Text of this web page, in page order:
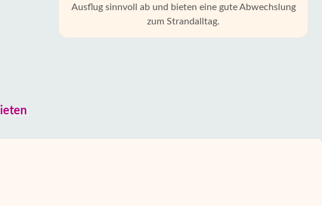
Ausflug sinnvoll ab und bieten eine gute Abwechslung
zum Strandalltag.